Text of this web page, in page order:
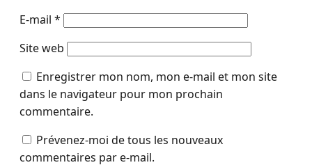
E-mail *
Site web
Enregistrer mon nom, mon e-mail et mon site
dans le navigateur pour mon prochain
commentaire.
Prévenez-moi de tous les nouveaux
commentaires par e-mail.